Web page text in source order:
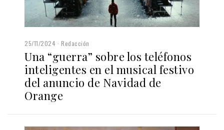
25/11/2024 Redacción
Una “guerra” sobre los teléfonos
inteligentes en el musical festivo
del anuncio de Navidad de
Orange